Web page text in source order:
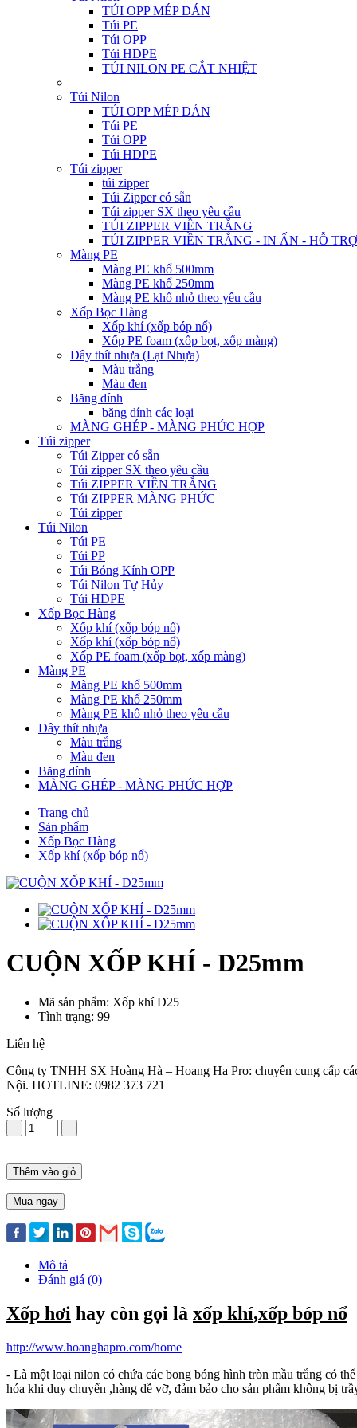
TÚI OPP MÉP DÁN
Túi PE
Túi OPP
Túi HDPE
TÚI NILON PE CẮT NHIỆT
Túi Nilon
TÚI OPP MÉP DÁN
Túi PE
Túi OPP
Túi HDPE
Túi zipper
túi zipper
Túi Zipper có sẵn
Túi zipper SX theo yêu cầu
TÚI ZIPPER VIỀN TRẮNG
TÚI ZIPPER VIỀN TRẮNG - IN ẤN - HỖ
Màng PE
Màng PE khổ 500mm
Màng PE khổ 250mm
Màng PE khổ nhỏ theo yêu cầu
Xốp Bọc Hàng
Xốp khí (xốp bóp nổ)
Xốp PE foam (xốp bọt, xốp màng)
Dây thít nhựa (Lạt Nhựa)
Màu trắng
Màu đen
Băng dính
băng dính các loại
MÀNG GHÉP - MÀNG PHỨC HỢP
Túi zipper
Túi Zipper có sẵn
Túi zipper SX theo yêu cầu
Túi ZIPPER VIỀN TRẮNG
Túi ZIPPER MÀNG PHỨC
Túi zipper
Túi Nilon
Túi PE
Túi PP
Túi Bóng Kính OPP
Túi Nilon Tự Hủy
Túi HDPE
Xốp Bọc Hàng
Xốp khí (xốp bóp nổ)
Xốp khí (xốp bóp nổ)
Xốp PE foam (xốp bọt, xốp màng)
Màng PE
Màng PE khổ 500mm
Màng PE khổ 250mm
Màng PE khổ nhỏ theo yêu cầu
Dây thít nhựa
Màu trắng
Màu đen
Băng dính
MÀNG GHÉP - MÀNG PHỨC HỢP
Trang chủ
Sản phẩm
Xốp Bọc Hàng
Xốp khí (xốp bóp nổ)
CUỘN XỐP KHÍ - D25mm
Mã sản phẩm: Xốp khí D25
Tình trạng: 99
Liên hệ
Công ty TNHH SX Hoàng Hà – Hoang Ha Pro: chuyên cung cấp
Nội. HOTLINE: 0982 373 721
Số lượng
Thêm vào giỏ
Mua ngay
Mô tả
Đánh giá (0)
Xốp hơi hay còn gọi là xốp khí,xốp bóp nổ
http://www.hoanghapro.com/home
- Là một loại nilon có chứa các bong bóng hình tròn mầu trắng có
hóa khi duy chuyển ,hàng dễ vỡ, đảm bảo cho sản phẩm không bị